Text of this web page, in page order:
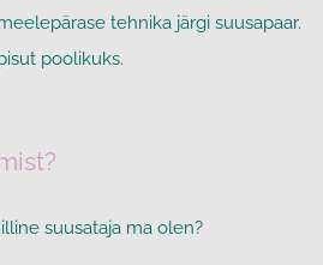
tehnika järgi suusapaar.
poolikuks.
suusataja ma olen?